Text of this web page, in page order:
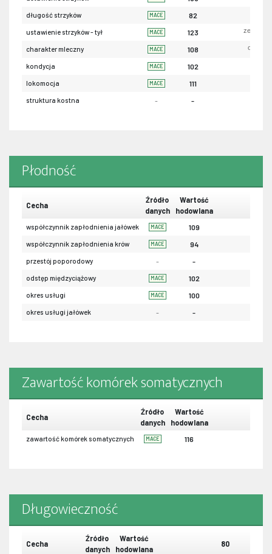
długość strzyków MACE 82
ustawienie strzyków - tył MACE 123
charakter mleczny MACE 108
kondycja MACE 102
lokomocja MACE 111
struktura kostna - -
Płodność
Cecha
Źródło
danych
Wartość
hodowlana
współczynnik zapłodnienia jałówek MACE 109
współczynnik zapłodnienia krów MACE 94
przestój poporodowy - -
odstęp międzyciążowy MACE 102
okres usługi MACE 100
okres usługi jałówek - -
Zawartość komórek somatycznych
Cecha
Źródło
danych
Wartość
hodowlana
zawartość komórek somatycznych MACE 116
Długowieczność
Cecha
Źródło
danych
Wartość
hodowlana
80